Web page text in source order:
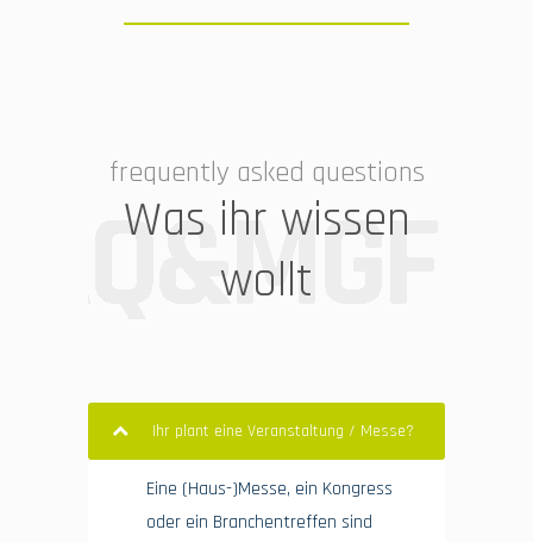
frequently asked questions
Was ihr wissen
wollt
Ihr plant eine Veranstaltung / Messe?
Eine (Haus-)Messe, ein Kongress
oder ein Branchentreffen sind